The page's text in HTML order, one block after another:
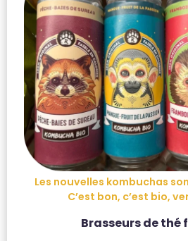
Les nouvelles kombuchas
C’est bon, c’est bio,
Brasseurs de thé